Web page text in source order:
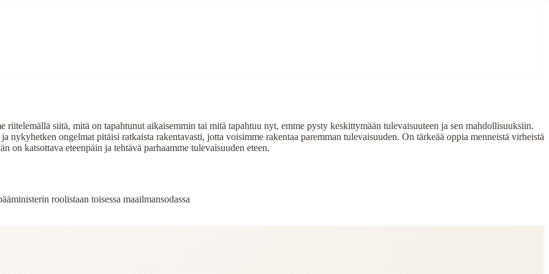
riitelemällä siitä, mitä on tapahtunut aikaisemmin tai mitä tapahtuu nyt, emme pysty keskittymään tulevaisuuteen ja sen mahdollisuuksiin.
nykyhetken ongelmat pitäisi ratkaista rakentavasti, jotta voisimme rakentaa paremman tulevaisuuden. On tärkeää oppia menneistä virheistä
on katsottava eteenpäin ja tehtävä parhaamme tulevaisuuden eteen.
roolistaan toisessa maailmansodassa